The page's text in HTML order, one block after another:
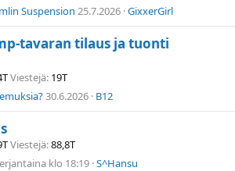
Suspension 25.7.2026 GixxerGirl
tavaran tilaus ja tuonti
Viestejä 19T
30.6.2026 B12
Viestejä 88,8T
klo 18:19 S^Hansu